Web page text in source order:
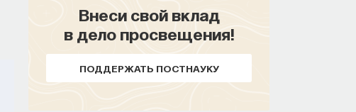
Внеси свой вклад
в дело просвещения!
ПОДДЕРЖАТЬ ПОСТНАУКУ